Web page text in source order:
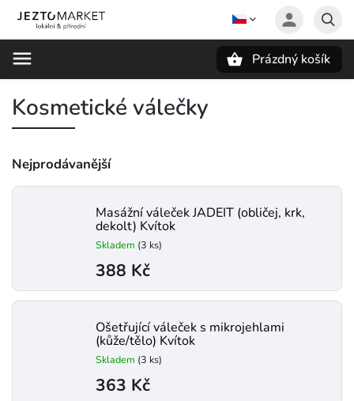
Prázdný košík
Kosmetické válečky
Nejprodávanější
Masážní váleček JADEIT (obličej, krk,
dekolt) Kvítok
Skladem (3 ks)
388 Kč
Ošetřující váleček s mikrojehlami
(kůže/tělo) Kvítok
Skladem (3 ks)
363 Kč